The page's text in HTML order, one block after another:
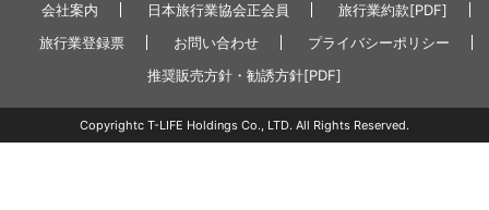
会社案内 日本旅行業協会正会員
旅行業約款[PDF]
旅行業登録票
お問い合わせ
プライバシーポリシー
推奨販売方針・勧誘方針[PDF]
Copyrightc T-LIFE Holdings Co., LTD. All Rights Reserved.